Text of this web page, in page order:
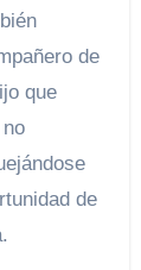
de
que
de